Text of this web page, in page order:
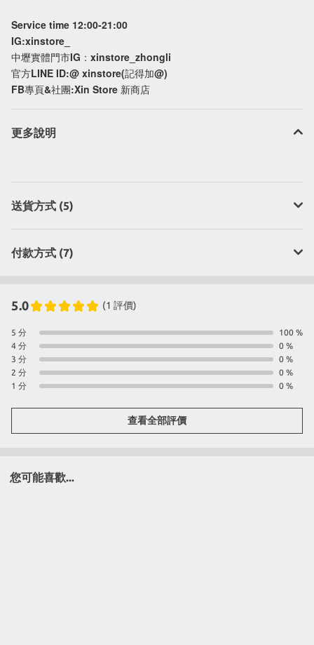
Service time 12:00-21:00
IG:xinstore_
中壢實體門市IG：xinstore_zhongli
官方LINE ID:@ xinstore(記得加@)
FB專頁&社團:Xin Store 新商店
更多說明
送貨方式 (5)
付款方式 (7)
5.0 (1 評價)
5 分
100 %
4 分
0 %
3 分
0 %
2 分
0 %
1 分
0 %
查看全部評價
您可能喜歡...